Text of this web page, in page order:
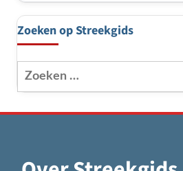
Zoeken op Streekgids
Zoeken
naar: